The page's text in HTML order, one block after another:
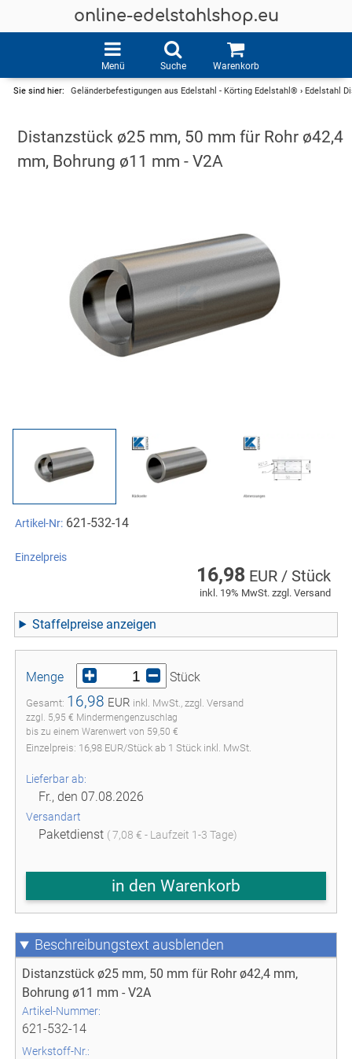
online-edelstahlshop.eu
Menü Suche Warenkorb
Sie sind hier: Geländerbefestigungen aus Edelstahl - Körting Edelstahl® › Edelstahl
Distanzstück ø25 mm, 50 mm für Rohr ø42,4
mm, Bohrung ø11 mm - V2A
Artikel-Nr: 621-532-14
Einzelpreis
16,98EUR / Stück
inkl. 19% MwSt. zzgl. Versand
Staffelpreise
Menge Stück
Gesamt: 16,98 EUR inkl. MwSt., zzgl. Versand
zzgl. 5,95 € Mindermengenzuschlag
bis zu einem Warenwert von 59,50 €
Einzelpreis: 16,98EUR/Stückab 1 Stück inkl. MwSt.
Lieferbar ab:
Fr., den 07.08.2026
Versandart
Paketdienst ( 7,08 € - Laufzeit 1-3 Tage)
in den Warenkorb
Beschreibungstext
Distanzstück ø25 mm, 50 mm für Rohr ø42,4 mm,
Bohrung ø11 mm - V2A
Artikel-Nummer:
621-532-14
Werkstoff-Nr.: